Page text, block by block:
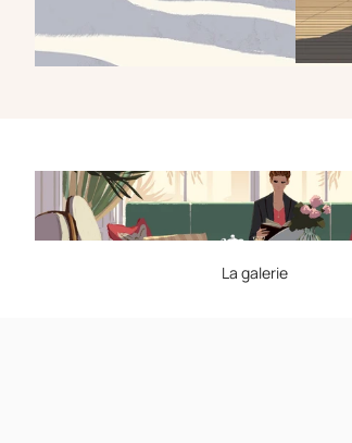
La galerie